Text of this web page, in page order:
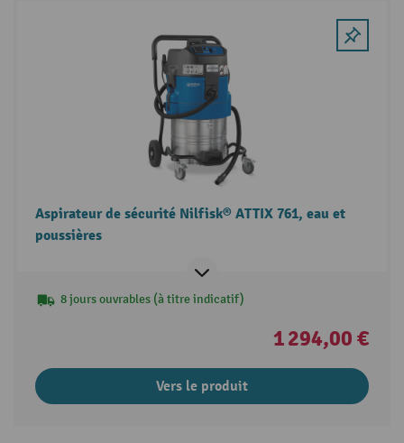
Aspirateur de sécurité Nilfisk® ATTIX 761, eau et
poussières
8 jours ouvrables (à titre indicatif)
1 294,00 €
Vers le produit